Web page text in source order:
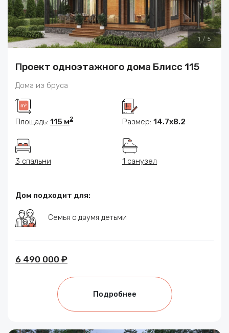
1 / 5
Проект одноэтажного дома Блисс 115
Дома из бруса
Площадь: 115 м2 Размер: 14.7х8.2
3 спальни 1 санузел
Дом подходит для:
Семья с двумя детьми
6 490 000 ₽
Подробнее